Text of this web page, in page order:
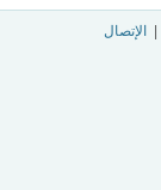
الإتصال